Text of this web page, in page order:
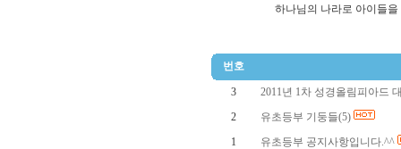
하나님의 나라로 아이들
번호
3
2011년 1차 성경올림피아드
2
유초등부 기둥들(5)
1
유초등부 공지사항입니다.^^